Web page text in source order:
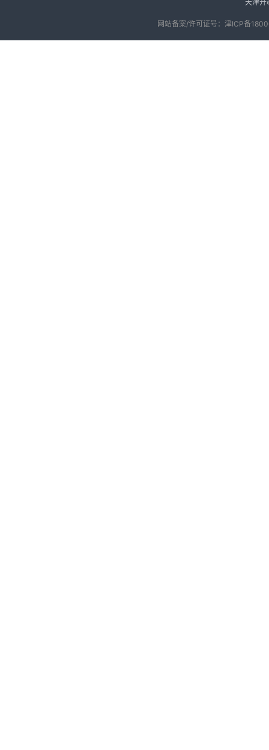
天津开
网站备案/许可证号：津ICP备